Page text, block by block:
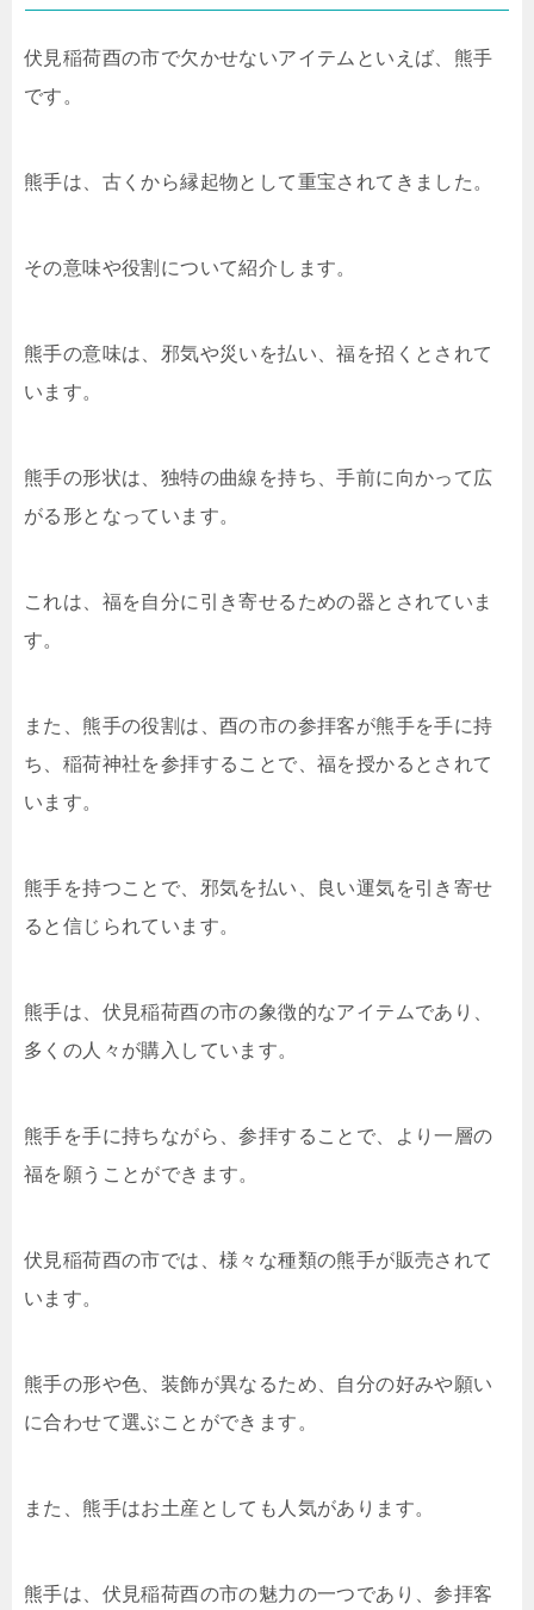
伏見稲荷酉の市で欠かせないアイテムといえば、熊手
です。
熊手は、古くから縁起物として重宝されてきました。
その意味や役割について紹介します。
熊手の意味は、邪気や災いを払い、福を招くとされて
います。
熊手の形状は、独特の曲線を持ち、手前に向かって広
がる形となっています。
これは、福を自分に引き寄せるための器とされていま
す。
また、熊手の役割は、酉の市の参拝客が熊手を手に持
ち、稲荷神社を参拝することで、福を授かるとされて
います。
熊手を持つことで、邪気を払い、良い運気を引き寄せ
ると信じられています。
熊手は、伏見稲荷酉の市の象徴的なアイテムであり、
多くの人々が購入しています。
熊手を手に持ちながら、参拝することで、より一層の
福を願うことができます。
伏見稲荷酉の市では、様々な種類の熊手が販売されて
います。
熊手の形や色、装飾が異なるため、自分の好みや願い
に合わせて選ぶことができます。
また、熊手はお土産としても人気があります。
熊手は、伏見稲荷酉の市の魅力の一つであり、参拝客